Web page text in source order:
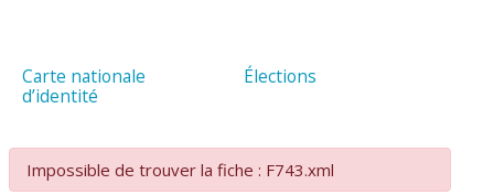
Carte nationale
d’identité
Élections
Impossible de trouver la fiche : F743.xml